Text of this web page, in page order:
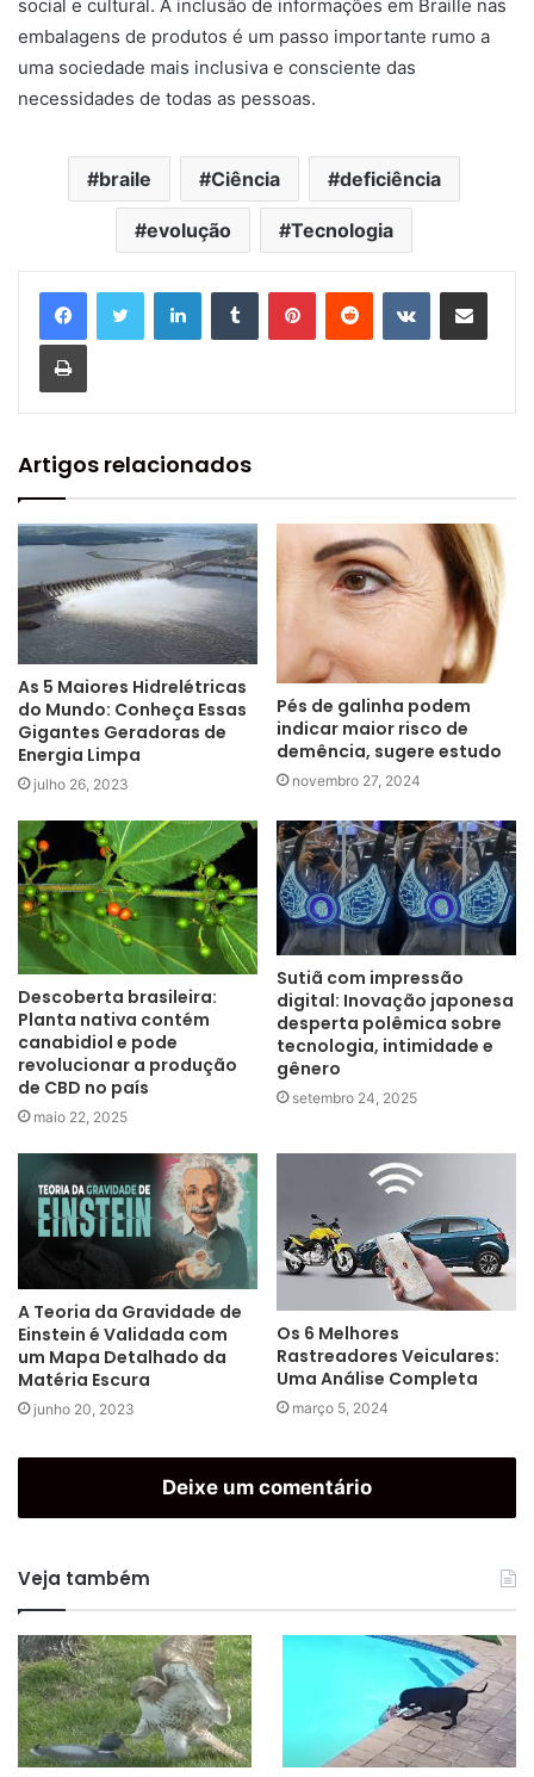
social e cultural. A inclusão de informações em Braille nas
embalagens de produtos é um passo importante rumo a
uma sociedade mais inclusiva e consciente das
necessidades de todas as pessoas.
braile Ciência deficiência
evolução Tecnologia
Artigos relacionados
As 5 Maiores Hidrelétricas
do Mundo: Conheça Essas
Gigantes Geradoras de
Energia Limpa
julho 26, 2023
Pés de galinha podem
indicar maior risco de
demência, sugere estudo
novembro 27, 2024
Descoberta brasileira:
Planta nativa contém
canabidiol e pode
revolucionar a produção
de CBD no país
maio 22, 2025
Sutiã com impressão
digital: Inovação japonesa
desperta polêmica sobre
tecnologia, intimidade e
gênero
setembro 24, 2025
A Teoria da Gravidade de
Einstein é Validada com
um Mapa Detalhado da
Matéria Escura
junho 20, 2023
Os 6 Melhores
Rastreadores Veiculares:
Uma Análise Completa
março 5, 2024
Deixe um comentário
Veja também